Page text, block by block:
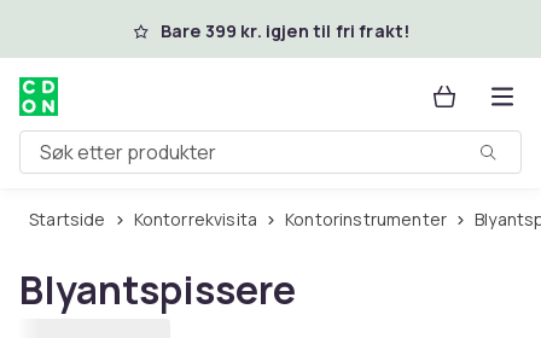
Hopp til hovedinnholdBare 399 kr. igjen til fri frakt!
Søk etter produkter
Startside Kontorrekvisita Kontorinstrumenter
Blyantspissere